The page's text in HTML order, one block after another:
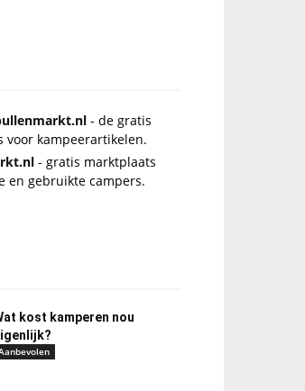
- de gratis
voor kampeerartikelen.
- gratis marktplaats
en gebruikte campers.
kost kamperen nou